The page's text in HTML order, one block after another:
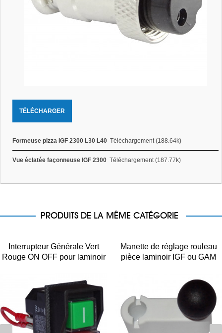
TÉLÉCHARGER
Formeuse pizza IGF 2300 L30 L40 Téléchargement (188.64k)
Vue éclatée façonneuse IGF 2300 Téléchargement (187.77k)
PRODUITS DE LA MÊME CATÉGORIE
Interrupteur Générale Vert
Rouge ON OFF pour laminoir
Manette de réglage rouleau
pièce laminoir IGF ou GAM